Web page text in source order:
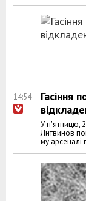
14:54
Гасіння
У п'ятницю,
Литвинов
му арсеналі